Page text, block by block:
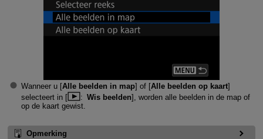
Wanneer u [Alle beelden in map] of [Alle beelden op kaart]
selecteert in [
: Wis beelden], worden alle beelden in de map of
op de kaart gewist.
Opmerking